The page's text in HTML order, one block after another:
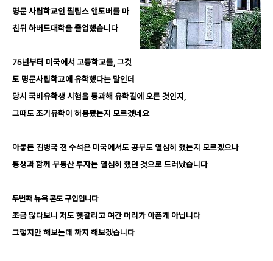
명문 사립학교인 필립스 앤도버를 마
친뒤 하버드대학을 졸업했습니다
75년부터 미국에서 고등학교를,그것
도 명문사립학교에 유학했다는 말인데
당시 국비유학생 시험을 통과해 유학길에 오른 것인지 ,
그때도 조기유학이 허용됐는지 모르겠네요
아뭏든 김병국 전 수석은 미국에서도 공부도 열심히 했는지 모르겠으나
동생과 함께 부동산 투자는 열심히 했던 것으로 드러났습니다
두번째 뉴욕 콘도 구입입니다
조금 많다보니 저도 헷갈리고 여간 머리가 아픈게 아닙니다
그렇지만 해보는데 까지 해보겠습니다